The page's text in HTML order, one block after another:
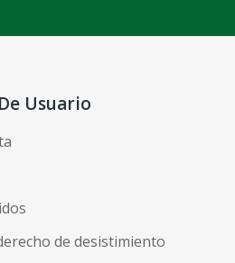
Usuario
de desistimiento